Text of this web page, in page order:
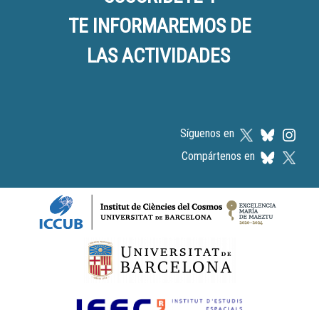
TE INFORMAREMOS DE
LAS ACTIVIDADES
Síguenos en
Compártenos en
Logos footer